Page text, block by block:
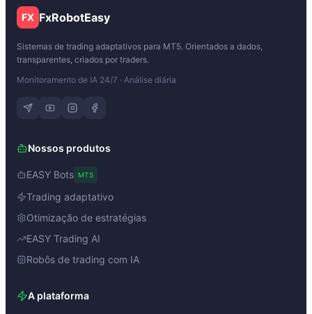
FX FxRobotEasy
Sistemas de trading adaptativos para MT5. Orientados a dados,
transparentes, criados por traders.
Monitoramento de IA 24/7 · Análise diária
Nossos produtos
EASY Bots MT5
Trading adaptativo
Otimização de estratégias
EASY Trading AI
Robôs de trading com IA
A plataforma